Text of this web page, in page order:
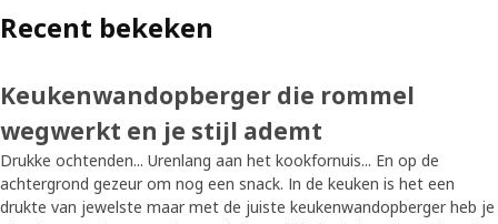
Recent bekeken
Keukenwandopberger die rommel
wegwerkt en je stijl ademt
Drukke ochtenden... Urenlang aan het kookfornuis... En op de
achtergrond gezeur om nog een snack. In de keuken is het een
drukte van jewelste maar met de juiste keukenwandopberger heb je